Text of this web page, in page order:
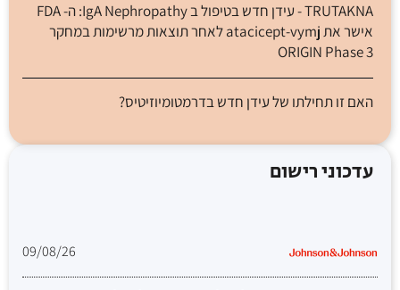
TRUTAKNA - עידן חדש בטיפול ב IgA Nephropathy: ה- FDA
אישר את atacicept-vymj לאחר תוצאות מרשימות במחקר
ORIGIN Phase 3
האם זו תחילתו של עידן חדש בדרמטומיוזיטיס?
עדכוני רישום
09/08/26